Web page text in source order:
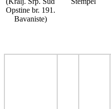
Opstine br. 191.
Bavaniste)